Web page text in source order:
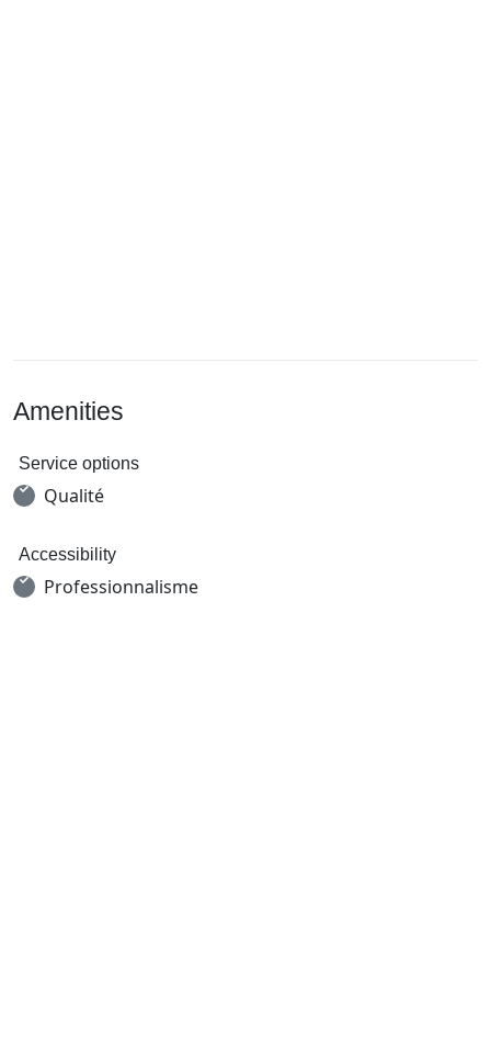
Amenities
Service options
Qualité
Accessibility
Professionnalisme